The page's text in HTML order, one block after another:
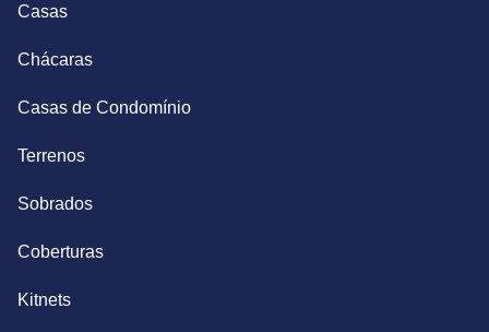
Casas
Chácaras
Casas de Condomínio
Terrenos
Sobrados
Coberturas
Kitnets